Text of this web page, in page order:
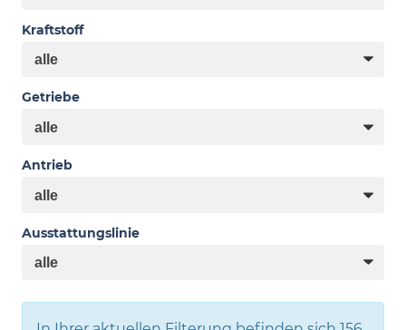
Kraftstoff
Getriebe
Antrieb
Ausstattungslinie